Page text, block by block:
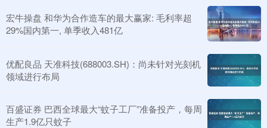
宏牛操盘 和华为合作造车的最大赢家: 毛利率超
29%国内第一, 单季收入481亿
优配良品 天准科技(688003.SH)：尚未针对光刻机
领域进行布局
百盛证券 巴西全球最大“蚊子工厂”准备投产，每周
生产1.9亿只蚊子